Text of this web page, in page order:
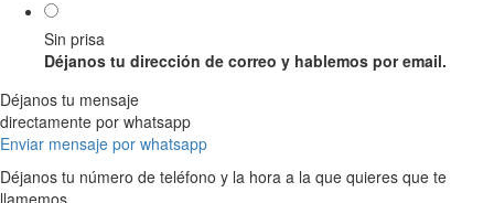
Sin prisa
Déjanos tu dirección de correo y hablemos por email.
Déjanos tu mensaje
directamente por whatsapp
Enviar mensaje por whatsapp
Déjanos tu número de teléfono y la hora a la que quieres que te